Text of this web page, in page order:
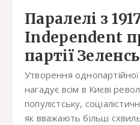
Паралелі з
Independent
партії
Утворення
нагадує всім в Києві
популістську,
як вважають більш